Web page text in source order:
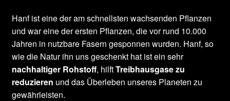
Hanf ist eine der am schnellsten wachsenden Pflanzen
und war eine der ersten Pflanzen, die vor rund 10.000
Jahren in nutzbare Fasern gesponnen wurden. Hanf, so
wie die Natur ihn uns geschenkt hat ist ein sehr
nachhaltiger Rohstoff, hilftTreibhausgase zu
reduzieren und das Überleben unseres Planeten zu
gewährleisten.